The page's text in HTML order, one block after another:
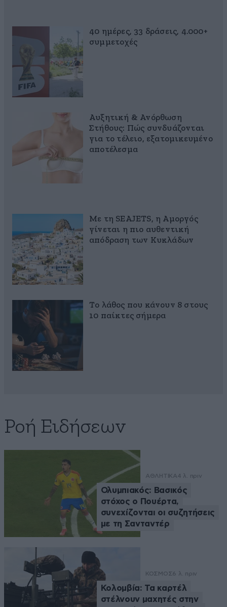
40 ημέρες, 33 δράσεις, 4.000+
συμμετοχές
Αυξητική & Ανόρθωση
Στήθους: Πώς συνδυάζονται
για το τέλειο, εξατομικευμένο
αποτέλεσμα
Με τη SEAJETS, η Αμοργός
γίνεται η πιο αυθεντική
απόδραση των Κυκλάδων
Το λάθος που κάνουν 8 στους
10 παίκτες σήμερα
Ροή Ειδήσεων
ΑΘΛΗΤΙΚΑ4 λ. πριν
Ολυμπιακός: Βασικός
στόχος ο Πουέρτα,
συνεχίζονται οι συζητήσεις
με τη Σανταντέρ
ΚΟΣΜΟΣ6 λ. πριν
Κολομβία: Τα καρτέλ
στέλνουν μαχητές στην